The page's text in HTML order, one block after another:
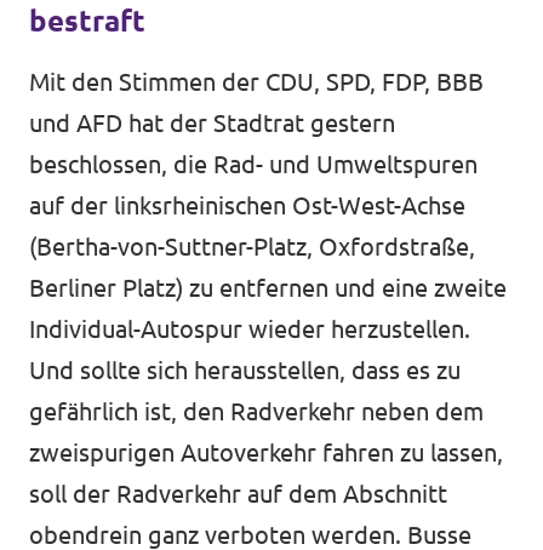
bestraft
Mit den Stimmen der CDU, SPD, FDP, BBB
und AFD hat der Stadtrat gestern
beschlossen, die Rad- und Umweltspuren
auf der linksrheinischen Ost-West-Achse
(Bertha-von-Suttner-Platz, Oxfordstraße,
Berliner Platz) zu entfernen und eine zweite
Individual-Autospur wieder herzustellen.
Und sollte sich herausstellen, dass es zu
gefährlich ist, den Radverkehr neben dem
zweispurigen Autoverkehr fahren zu lassen,
soll der Radverkehr auf dem Abschnitt
obendrein ganz verboten werden. Busse